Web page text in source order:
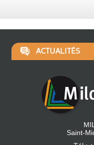
ACTUALITÉS
Saint-